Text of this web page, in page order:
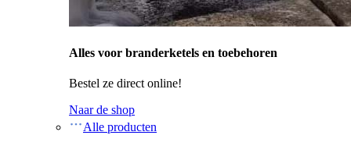
Alles voor branderketels en toebehoren
Bestel ze direct online!
Naar de shop
Alle producten